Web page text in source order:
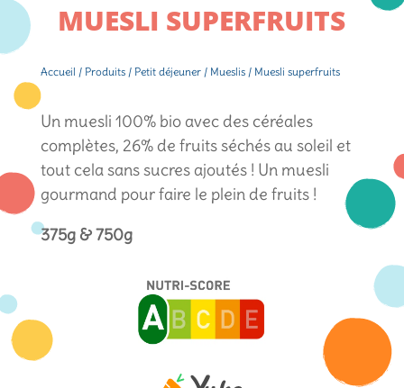
MUESLI SUPERFRUITS
Accueil / Produits/ Petit déjeuner/ Mueslis/ Muesli superfruits
Un muesli 100% bio avec des céréales
complètes, 26% de fruits séchés au soleil et
tout cela sans sucres ajoutés ! Un muesli
gourmand pour faire le plein de fruits !
375g & 750g